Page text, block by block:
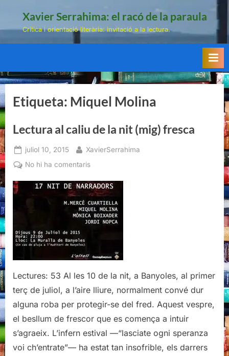
Xavier Serrahima: el racó de la paraula
Crítica i orientació literària: invitació a la lectura.
Etiqueta: Miquel Molina
Lectura al caliu de la nit (mig) fresca
Posted
on
juliol 10, 2015 By
XavierSerrahima
No hi ha comentarisa
al
caliu
de
la
fresca
Lectures: 53 Al les 10 de la nit, a Banyoles, al primer
terç de juliol, a l’aire lliure, normalment convé dur
alguna roba per protegir-se del fred. Aquest vespre,
el besllum de frescor que es comença a intuir
s’agraeix. L’infern estival —“lasciate ogni speranza
voi ch’entrate”— ha estat tan insofrible, els darrers